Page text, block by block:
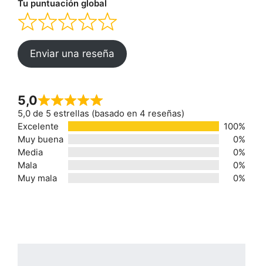
Tu puntuación global
Enviar una reseña
5,0
5,0 de 5 estrellas (basado en 4 reseñas)
Excelente
100%
Muy buena
0%
Media
0%
Mala
0%
Muy mala
0%